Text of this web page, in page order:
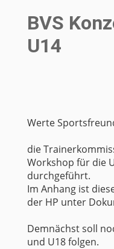
BVS
U14
Werte
die
Workshop für die
durchgeführt.
Im Anhang ist
der HP unter
Demnächst soll
und U18 folgen.